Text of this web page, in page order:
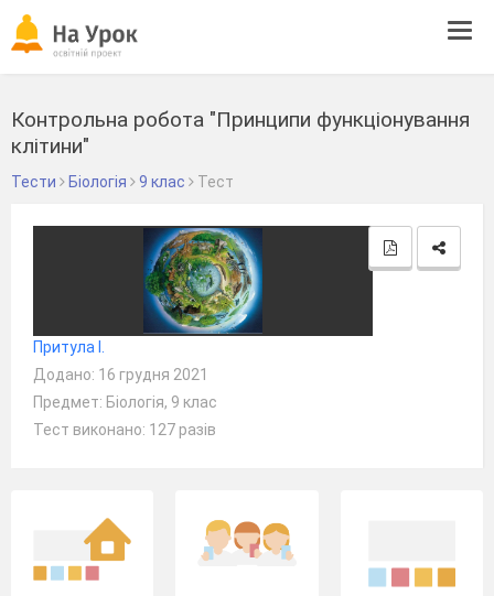
Контрольна робота "Принципи функціонування
клітини"
Тести Біологія 9 клас Тест
Притула І.
Додано: 16 грудня 2021
Предмет: Біологія, 9 клас
Тест виконано: 127 разів